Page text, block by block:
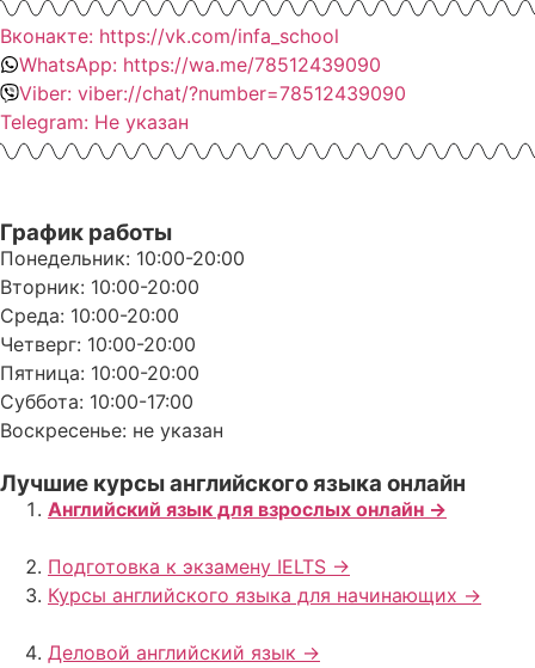
Вконакте: https://vk.com/infa_school
WhatsApp: https://wa.me/78512439090
Viber: viber://chat/?number=78512439090
Telegram: Не указан
График работы
Понедельник: 10:00-20:00
Вторник: 10:00-20:00
Среда: 10:00-20:00
Четверг: 10:00-20:00
Пятница: 10:00-20:00
Суббота: 10:00-17:00
Воскресенье: не указан
Лучшие курсы английского языка онлайн
Английский язык для взрослых онлайн ->
Подготовка к экзамену IELTS ->
Курсы английского языка для начинающих ->
Деловой английский язык ->